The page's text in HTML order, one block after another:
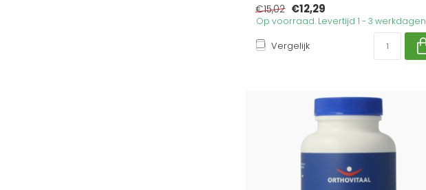
€15,02 €12,29
Op voorraad. Levertijd 1 - 3 werkdagen
Vergelijk